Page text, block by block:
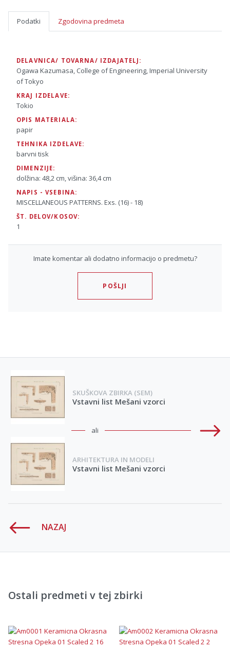
Podatki Zgodovina predmeta
DELAVNICA/ TOVARNA/ IZDAJATELJ:
Ogawa Kazumasa, College of Engineering, Imperial University
of Tokyo
KRAJ IZDELAVE:
Tokio
OPIS MATERIALA:
papir
TEHNIKA IZDELAVE:
barvni tisk
DIMENZIJE:
dolžina: 48,2 cm, višina: 36,4 cm
NAPIS - VSEBINA:
MISCELLANEOUS PATTERNS. Exs. (16) - 18)
ŠT. DELOV/KOSOV:
1
Imate komentar ali dodatno informacijo o predmetu?
POŠLJI
SKUŠKOVA ZBIRKA (SEM)
Vstavni list Mešani vzorci
ali
ARHITEKTURA IN MODELI
Vstavni list Mešani vzorci
NAZAJ
Ostali predmeti v tej zbirki